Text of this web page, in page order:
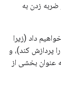
ضربه زدن به
داد (زیرا
پردازش کند)، و
عنوان بخشی از